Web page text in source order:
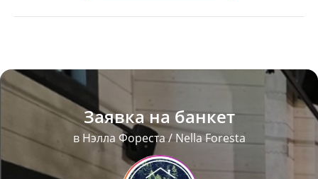
Заявка на банкет
в Нэлла Фореста / Nella Foresta